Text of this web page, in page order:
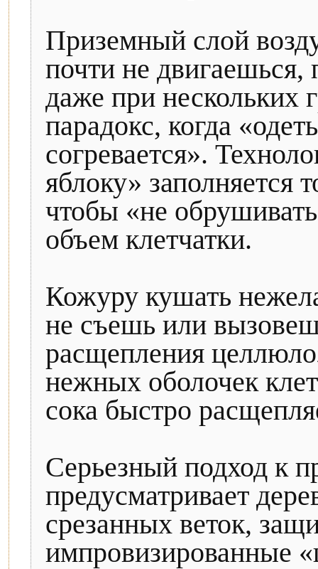
Приземный слой
почти не двигаешься,
даже при нескольких
парадокс, когда
согревается».
яблоку» заполняется
чтобы «не
объем клетчатки.
Кожуру кушать
не съешь или
расщепления
нежных оболочек
сока быстро
Серьезный подход к
предусматривает
срезанных веток,
импровизированные